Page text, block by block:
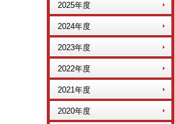
2025年度
2024年度
2023年度
2022年度
2021年度
2020年度